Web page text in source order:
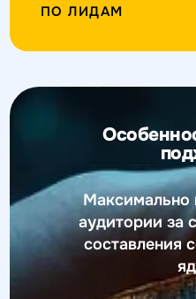
ПО ЛИДАМ
Максимально
аудитории за
составления